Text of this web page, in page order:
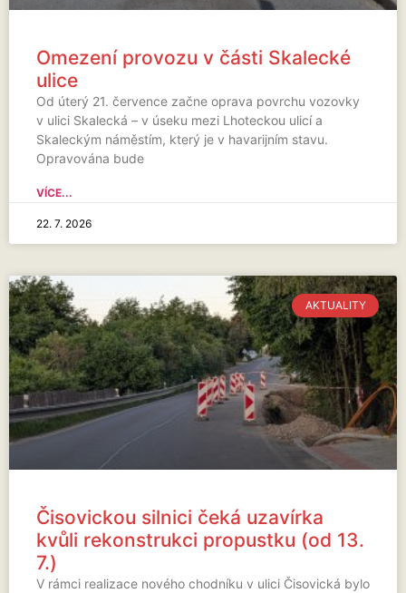
Omezení provozu v části Skalecké
ulice
Od úterý 21. července začne oprava povrchu vozovky
v ulici Skalecká – v úseku mezi Lhoteckou ulicí a
Skaleckým náměstím, který je v havarijním stavu.
Opravována bude
VÍCE...
22. 7. 2026
AKTUALITY
Čisovickou silnici čeká uzavírka
kvůli rekonstrukci propustku (od 13.
7.)
V rámci realizace nového chodníku v ulici Čisovická bylo